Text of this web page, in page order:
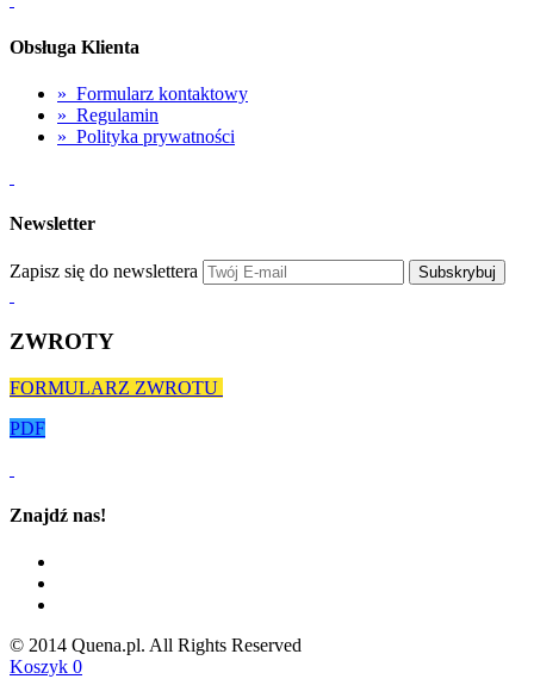
Obsługa Klienta
» Formularz kontaktowy
» Regulamin
» Polityka prywatności
Newsletter
Zapisz się do newslettera Subskrybuj
ZWROTY
FORMULARZ ZWROTU
PDF
Znajdź nas!
© 2014 Quena.pl. All Rights Reserved
Koszyk 0